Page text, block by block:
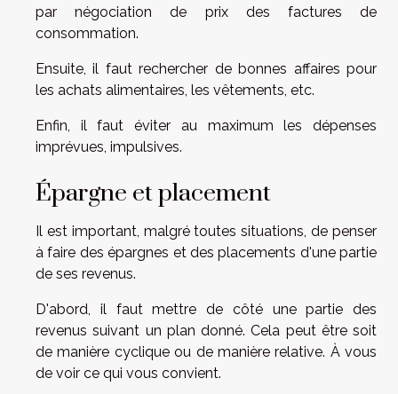
par négociation de prix des factures de
consommation.
Ensuite, il faut rechercher de bonnes affaires pour
les achats alimentaires, les vêtements, etc.
Enfin, il faut éviter au maximum les dépenses
imprévues, impulsives.
Épargne et placement
Il est important, malgré toutes situations, de penser
à faire des épargnes et des placements d'une partie
de ses revenus.
D'abord, il faut mettre de côté une partie des
revenus suivant un plan donné. Cela peut être soit
de manière cyclique ou de manière relative. À vous
de voir ce qui vous convient.